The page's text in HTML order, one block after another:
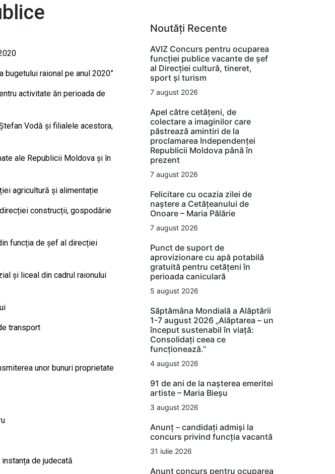
bugetului raional pe anul 2020”
activitate ăn perioada de
Vodă și filialele acestora,
ale Republicii Moldova și în
agricultură și alimentație
construcții, gospodărie
funcția de șef al direcției
și liceal din cadrul raionului
transport
unor bunuri proprietate
de judecată
Noutăți Recente
AVIZ Concurs pentru ocuparea
funcţiei publice vacante de şef
al Direcţiei cultură, tineret,
sport şi turism
7 august 2026
Apel către cetățeni, de
colectare a imaginilor care
păstrează amintiri de la
proclamarea Independenței
Republicii Moldova până în
prezent
7 august 2026
Felicitare cu ocazia zilei de
naștere a Cetățeanului de
Onoare – Maria Pălărie
7 august 2026
Punct de suport de
aprovizionare cu apă potabilă
gratuită pentru cetățeni în
perioada caniculară
5 august 2026
Săptămâna Mondială a Alăptării
1-7 august 2026 „Alăptarea – un
început sustenabil în viață:
Consolidați ceea ce
funcționează.”
4 august 2026
91 de ani de la nașterea emeritei
artiste – Maria Bieșu
3 august 2026
Anunț – candidați admiși la
concurs privind funcția vacantă
31 iulie 2026
Anunț concurs pentru ocuparea